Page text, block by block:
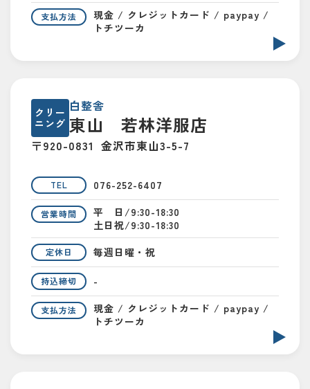
支払方法
現金 / クレジットカード / paypay /
トチツーカ
クリー
ニング
白整舎
東山 若林洋服店
〒920-0831 金沢市東山3-5-7
TEL 076-252-6407
営業時間
平 日/9:30-18:30
土日祝/9:30-18:30
定休日 毎週日曜・祝
持込締切 -
支払方法
現金 / クレジットカード / paypay /
トチツーカ